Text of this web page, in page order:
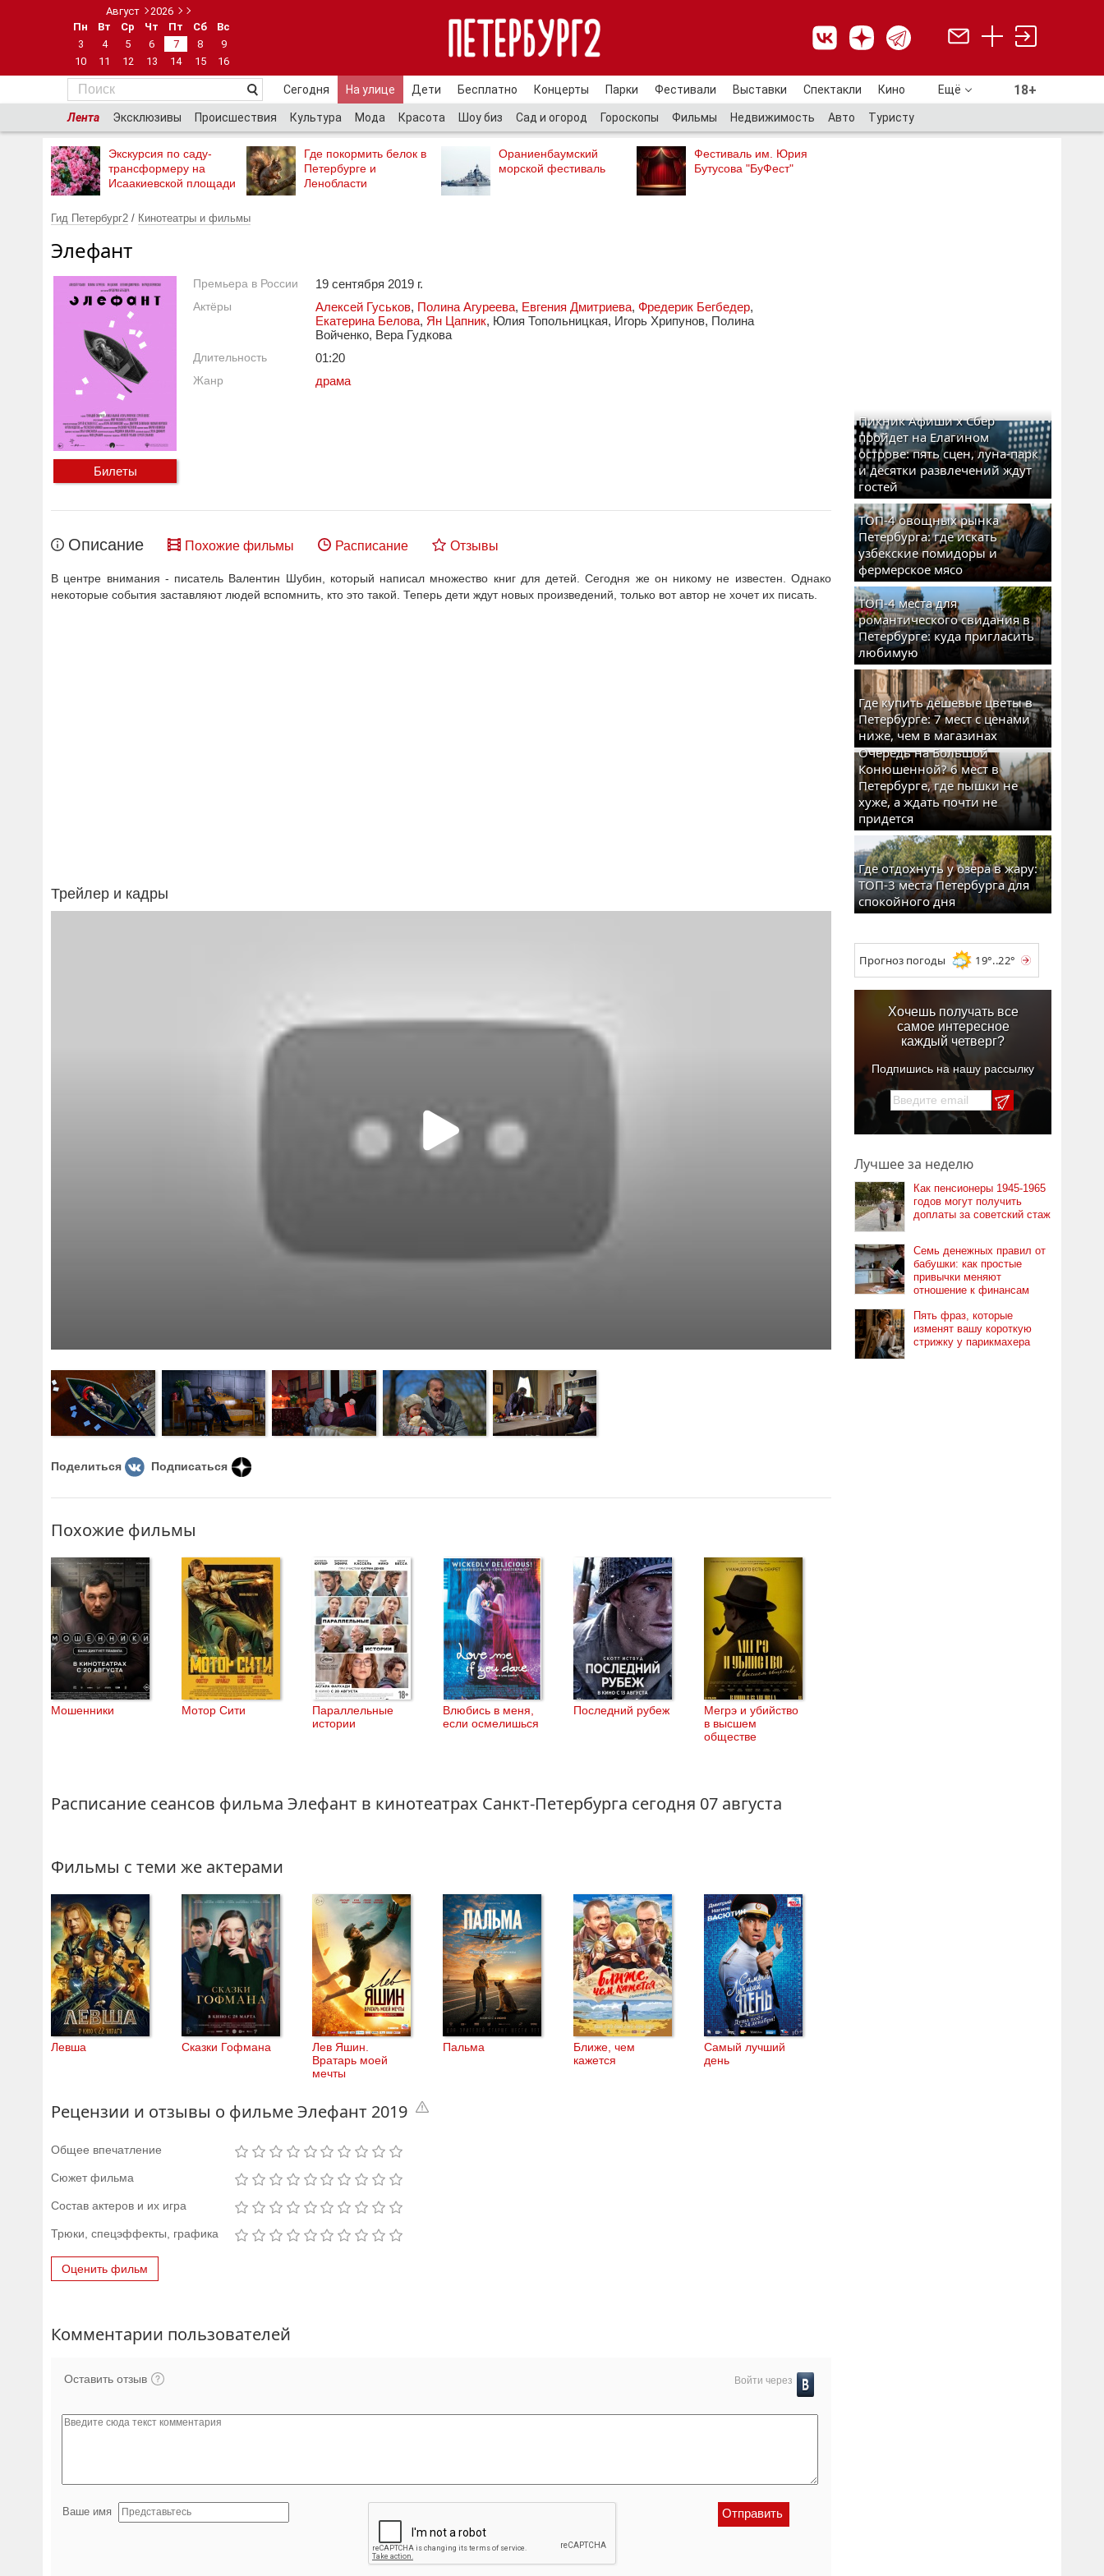
Август
2026
Пн
Вт Ср Чт Пт Сб
Вс
3
4 5 6 7 8
9
10
11 12 13 14 15 16
Сегодня На улице Дети Бесплатно Концерты Парки Фестивали Выставки Спектакли Кино Ещё 18+
Лента Эксклюзивы Происшествия Культура Мода Красота Шоу биз Сад и огород Гороскопы Фильмы Недвижимость Авто Туристу
Экскурсия по саду-
трансформеру на
Исаакиевской площади
Где покормить белок в
Петербурге и
Ленобласти
Ораниенбаумский
морской фестиваль
Фестиваль им. Юрия
Бутусова "БуФест"
Гид Петербург2 / Кинотеатры и фильмы
Элефант
Билеты
Премьера в России 19 сентября 2019 г.
Актёры Алексей Гуськов, Полина Агуреева, Евгения Дмитриева, Фредерик Бегбедер,
Екатерина Белова, Ян Цапник, Юлия Топольницкая, Игорь Хрипунов, Полина
Войченко, Вера Гудкова
Длительность 01:20
Жанр драма
Описание Похожие фильмы Расписание Отзывы
В центре внимания - писатель Валентин Шубин, который написал множество книг для детей. Сегодня же он никому не известен. Однако
некоторые события заставляют людей вспомнить, кто это такой. Теперь дети ждут новых произведений, только вот автор не хочет их писать.
Трейлер и кадры
Поделиться Подписаться
Похожие фильмы
Мошенники Мотор Сити
Параллельные
истории
Влюбись в меня,
если осмелишься
Последний рубеж
Мегрэ и убийство
в высшем
обществе
Расписание сеансов фильма Элефант в кинотеатрах Санкт-Петербурга сегодня 07 августа
Фильмы с теми же актерами
Левша Сказки Гофмана
Лев Яшин.
Вратарь моей
мечты
Пальма
Ближе, чем
кажется
Самый лучший
день
Рецензии и отзывы о фильме Элефант 2019
Общее впечатление
Сюжет фильма
Состав актеров и их игра
Трюки, спецэффекты, графика
Оценить фильм
Комментарии пользователей
Оставить отзыв Войти через
Ваше имя
Пикник Афиши x Сбер
пройдет на Елагином
острове: пять сцен, луна-парк
и десятки развлечений ждут
гостей
ТОП-4 овощных рынка
Петербурга: где искать
узбекские помидоры и
фермерское мясо
ТОП-4 места для
романтического свидания в
Петербурге: куда пригласить
любимую
Где купить дешевые цветы в
Петербурге: 7 мест с ценами
ниже, чем в магазинах
Очередь на Большой
Конюшенной? 6 мест в
Петербурге, где пышки не
хуже, а ждать почти не
придется
Где отдохнуть у озера в жару:
ТОП-3 места Петербурга для
спокойного дня
Прогноз погоды 19°..22°
Хочешь получать все
самое интересное
каждый четверг?
Подпишись на нашу рассылку
Лучшее за неделю
Как пенсионеры 1945-1965
годов могут получить
доплаты за советский стаж
Семь денежных правил от
бабушки: как простые
привычки меняют
отношение к финансам
Пять фраз, которые
изменят вашу короткую
стрижку у парикмахера